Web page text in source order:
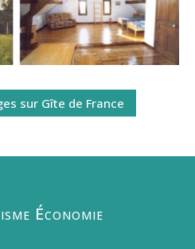
sur Gîte de France
Économie